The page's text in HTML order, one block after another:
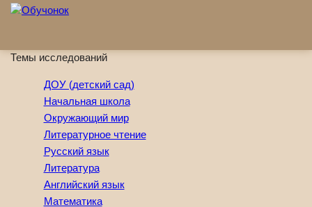
Перейти к основному содержанию
Темы исследований
ДОУ (детский сад)
Начальная школа
Окружающий мир
Литературное чтение
Русский язык
Литература
Английский язык
Математика